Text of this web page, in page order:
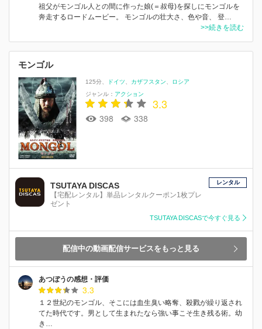
祖父がモンゴル人との間に作った娘(＝叔母)を探しにモンゴルを
奔走するロードムービー。 モンゴルの壮大さ、色や音、 登…
>>続きを読む
モンゴル
125分 ドイツ カザフスタン
ロシア
ジャンル： アクション
3.3
398 338
TSUTAYA DISCAS
【宅配レンタル】単品レンタルクーポン1枚プレ
ゼント
レンタル
TSUTAYA DISCASで今すぐ見る
配信中の動画配信サービスをもっと見る
あつぼうの感想・評価
3.3
１２世紀のモンゴル、そこには血生臭い略奪、殺戮が繰り返され
てた時代です。男として生まれたなら強い事こそ生き残る術。幼
き…